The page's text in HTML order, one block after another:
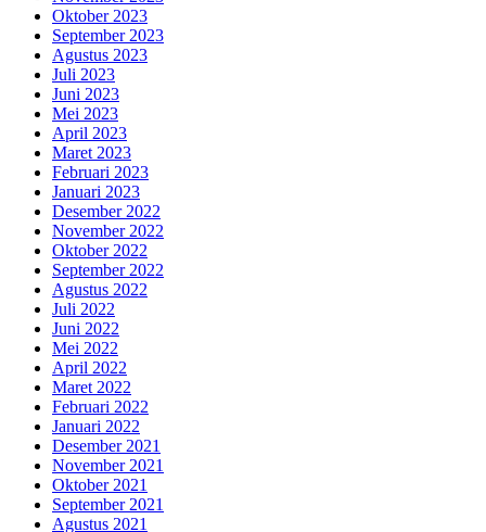
Oktober 2023
September 2023
Agustus 2023
Juli 2023
Juni 2023
Mei 2023
April 2023
Maret 2023
Februari 2023
Januari 2023
Desember 2022
November 2022
Oktober 2022
September 2022
Agustus 2022
Juli 2022
Juni 2022
Mei 2022
April 2022
Maret 2022
Februari 2022
Januari 2022
Desember 2021
November 2021
Oktober 2021
September 2021
Agustus 2021